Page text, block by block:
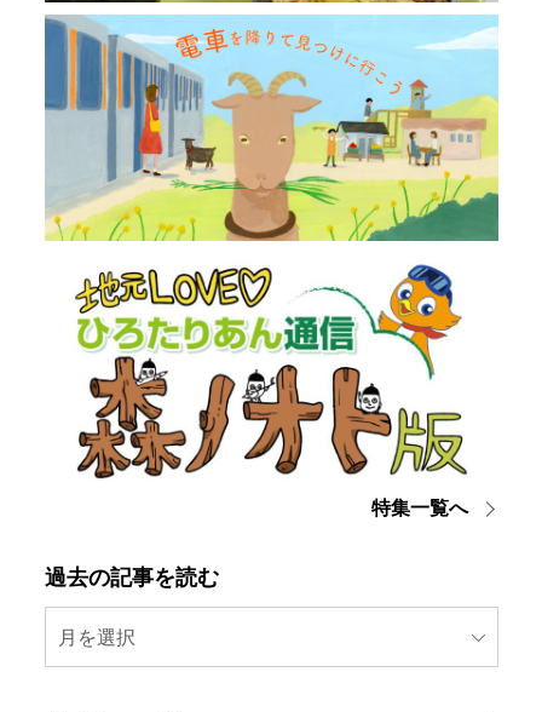
特集一覧へ
過去の記事を読む
月を選択